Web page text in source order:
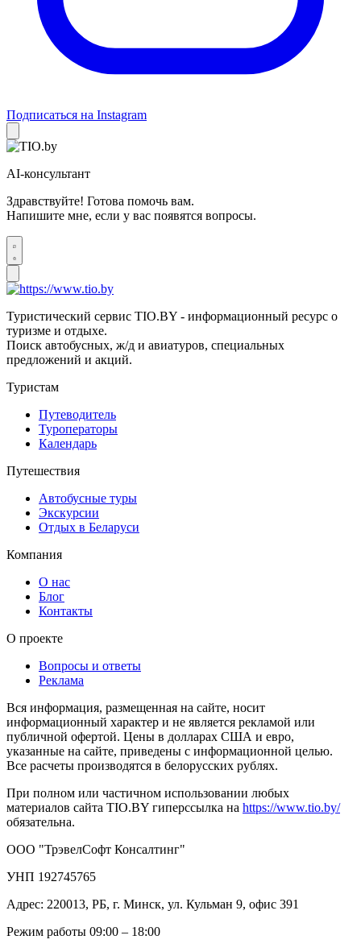
Подписаться на Instagram
AI-консультант
Здравствуйте! Готова помочь вам.
Напишите мне, если у вас появятся вопросы.
Туристический сервис TIO.BY - информационный ресурс о
туризме и отдыхе.
Поиск автобусных, ж/д и авиатуров, специальных
предложений и акций.
Туристам
Путеводитель
Туроператоры
Календарь
Путешествия
Автобусные туры
Экскурсии
Отдых в Беларуси
Компания
О нас
Блог
Контакты
О проекте
Вопросы и ответы
Реклама
Вся информация, размещенная на сайте, носит
информационный характер и не является рекламой или
публичной офертой. Цены в долларах США и евро,
указанные на сайте, приведены с информационной целью.
Все расчеты производятся в белорусских рублях.
При полном или частичном использовании любых
материалов сайта TIO.BY гиперссылка на https://www.tio.by/
обязательна.
ООО "ТрэвелСофт Консалтинг"
УНП 192745765
Адрес: 220013, РБ, г. Минск, ул. Кульман 9, офис 391
Режим работы 09:00 – 18:00